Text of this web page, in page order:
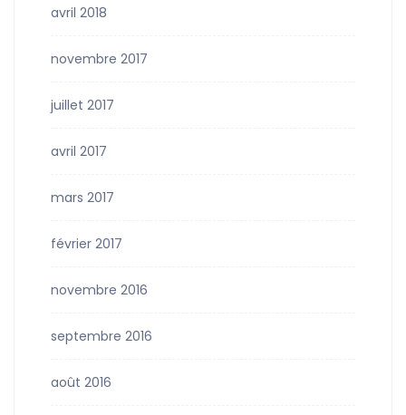
avril 2018
novembre 2017
juillet 2017
avril 2017
mars 2017
février 2017
novembre 2016
septembre 2016
août 2016